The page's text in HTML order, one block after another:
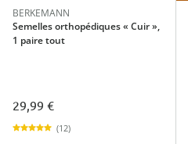
BERKEMANN
Semelles orthopédiques « Cuir »,
1 paire tout
29,99 €
(12)